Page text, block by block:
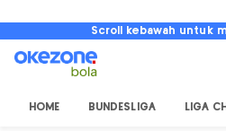
Scroll kebawah untuk
HOME BUNDESLIGA LIGA